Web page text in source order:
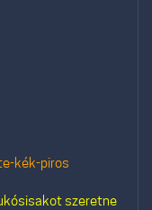
kék-piros
szeretne